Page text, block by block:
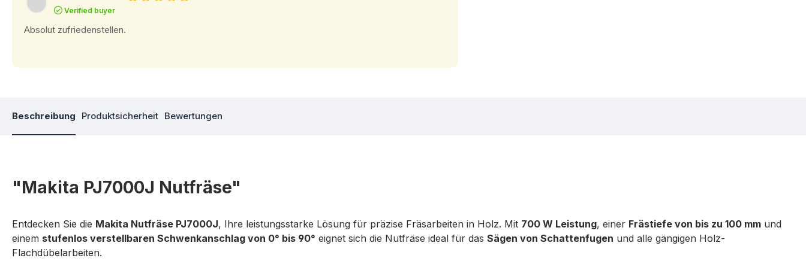
Verified buyer
Absolut zufriedenstellen.
Beschreibung Produktsicherheit Bewertungen
"Makita PJ7000J Nutfräse"
Entdecken Sie die Makita Nutfräse PJ7000J, Ihre leistungsstarke Lösung für präzise Fräsarbeiten in Holz. Mit 700 W Leistung, einer Frästiefe von bis zu 100 mm und
einem stufenlos verstellbaren Schwenkanschlag von 0° bis 90° eignet sich die Nutfräse ideal für das Sägen von Schattenfugen und alle gängigen Holz-
Flachdübelarbeiten.